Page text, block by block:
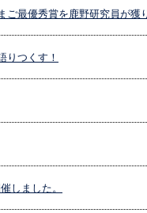
最優秀賞を鹿野研究員が獲
りつくす！
しました。